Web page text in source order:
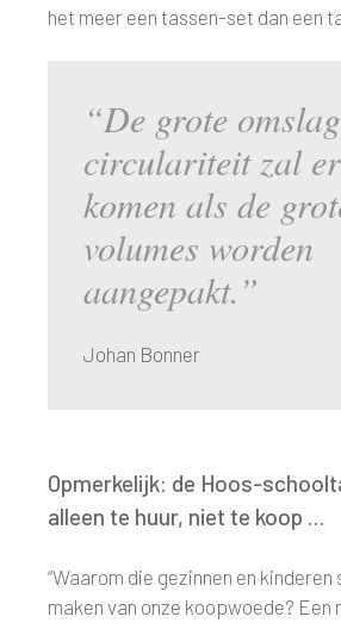
het meer een tassen-set dan een
“De grote
circulariteit zal
komen als de
volumes worden
aangepakt.”
Johan Bonner
Opmerkelijk: de Hoos-
alleen te huur, niet te koop …
“Waarom die gezinnen en
maken van onze koopwoede? Een